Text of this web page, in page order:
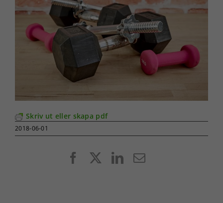
Skriv ut eller skapa pdf
2018-06-01
FacebookLinkedIn
E-